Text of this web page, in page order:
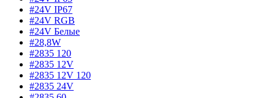
#24V IP67
#24V RGB
#24V Белые
#28,8W
#2835 120
#2835 12V
#2835 12V 120
#2835 24V